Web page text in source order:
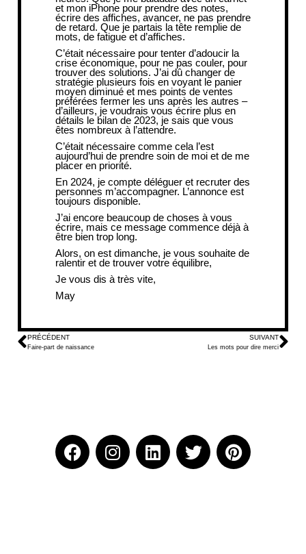
et mon iPhone pour prendre des notes,
écrire des affiches, avancer, ne pas prendre
de retard. Que je partais la tête remplie de
mots, de fatigue et d’affiches.
C’était nécessaire pour tenter d’adoucir la
crise économique, pour ne pas couler, pour
trouver des solutions. J’ai dû changer de
stratégie plusieurs fois en voyant le panier
moyen diminué et mes points de ventes
préférées fermer les uns après les autres –
d’ailleurs, je voudrais vous écrire plus en
détails le bilan de 2023, je sais que vous
êtes nombreux à l’attendre.
C’était nécessaire comme cela l’est
aujourd’hui de prendre soin de moi et de me
placer en priorité.
En 2024, je compte déléguer et recruter des
personnes m’accompagner. L’annonce est
toujours disponible.
J’ai encore beaucoup de choses à vous
écrire, mais ce message commence déjà à
être bien trop long.
Alors, on est dimanche, je vous souhaite de
ralentir et de trouver votre équilibre,
Je vous dis à très vite,
May
PRÉCÉDENT
Faire-part de naissance
SUIVANT
Les mots pour dire merci